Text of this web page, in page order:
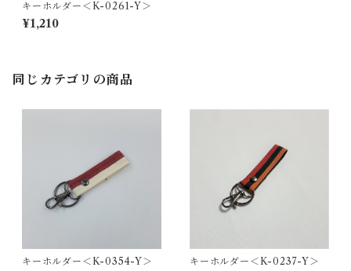
キーホルダー＜K-0261-Y＞
¥1,210
同じカテゴリの商品
キーホルダー＜K-0354-Y＞ キーホルダー＜K-0237-Y＞